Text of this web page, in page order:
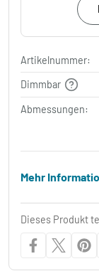
Artikelnummer:
Dimmbar
Abmessungen:
Mehr
Dieses Produkt